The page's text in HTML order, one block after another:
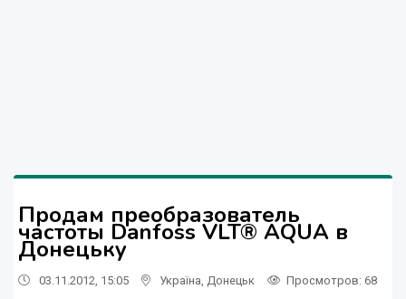
Продам преобразователь
частоты Danfoss VLT® AQUA в
Донецьку
03.11.2012, 15:05 Україна Донецьк Просмотров: 68